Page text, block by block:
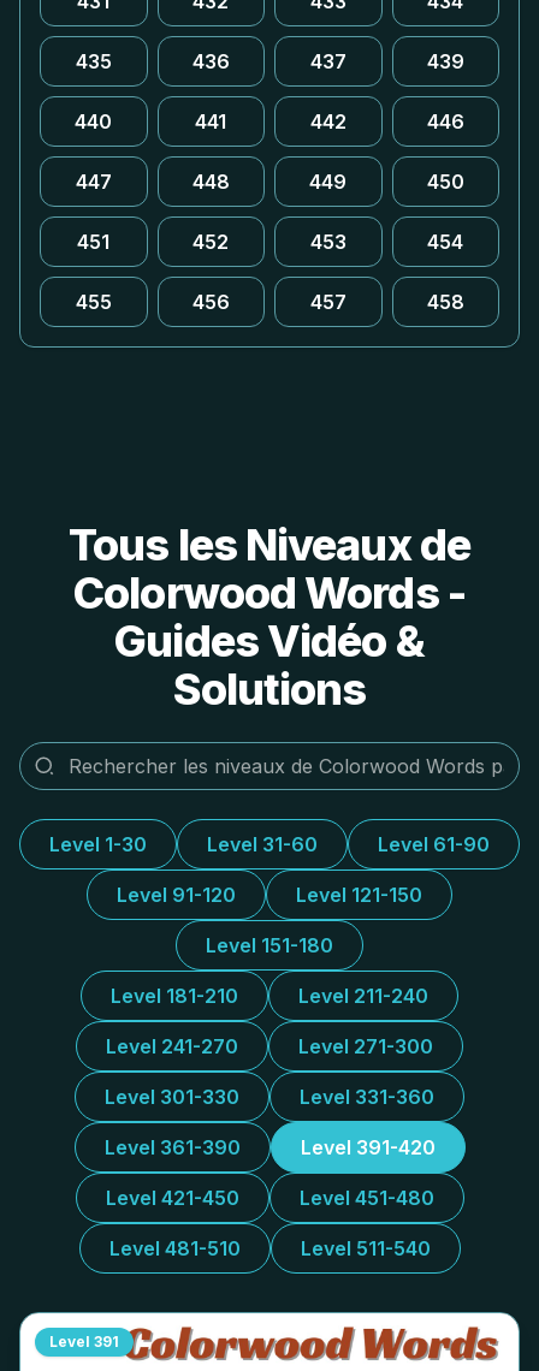
435 436 437 439
440 441 442 446
447 448 449 450
451 452 453 454
455 456 457 458
Tous les Niveaux de
Colorwood Words -
Guides Vidéo &
Solutions
Level 1-30 Level 31-60 Level 61-90
Level 91-120 Level 121-150
Level 151-180
Level 181-210 Level 211-240
Level 241-270 Level 271-300
Level 301-330 Level 331-360
Level 361-390 Level 391-420
Level 421-450 Level 451-480
Level 481-510 Level 511-540
Level 391